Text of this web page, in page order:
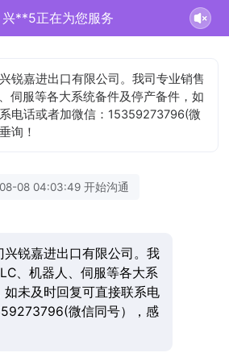
兴**5正在为您服务
锐嘉进出口有限公司。我司专业销售
伺服等各大系统备件及停产备件，如
电话或者加微信：15359273796(微
询！
08 04:03:49 开始沟通
锐嘉进出口有限公司。我
、机器人、伺服等各大系
未及时回复可直接联系电
微信同号），感